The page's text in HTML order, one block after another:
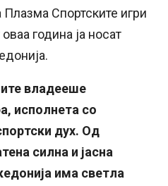
Спортските игри
година ја носат
владееше
исполнета со
дух. Од
силна и јасна
има светла